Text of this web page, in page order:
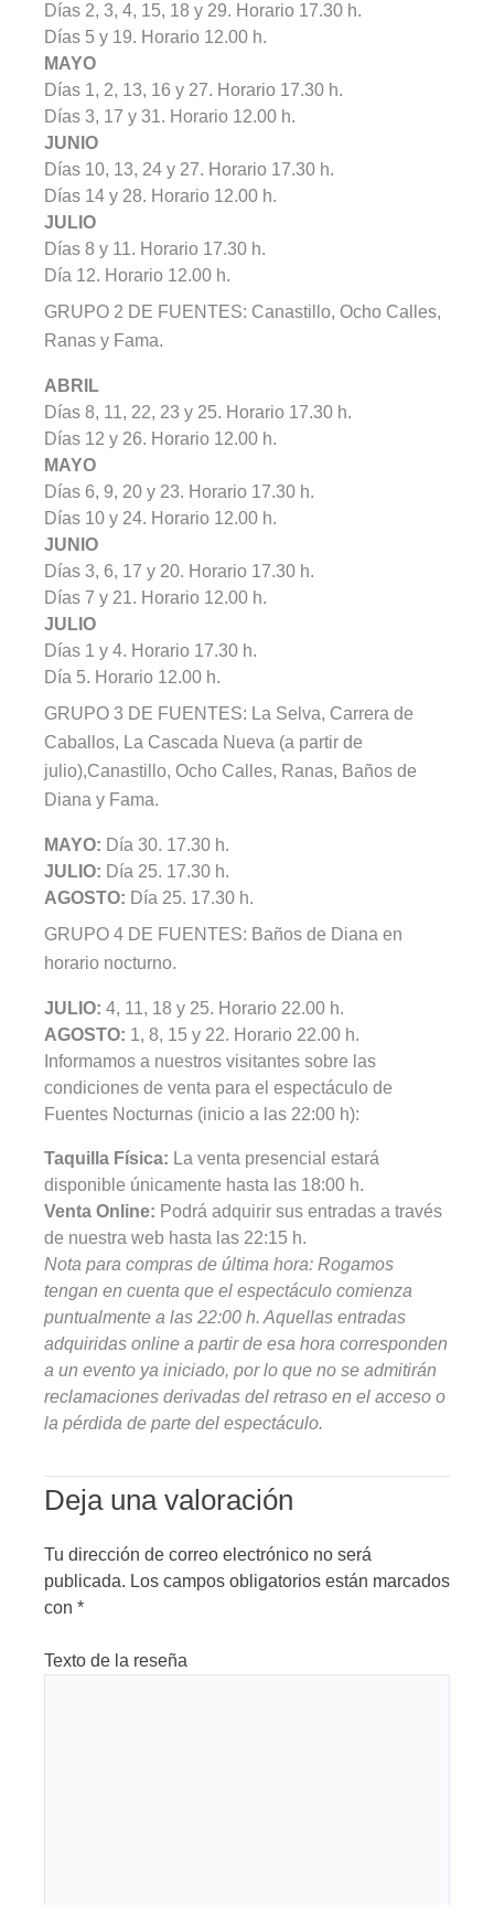
Días 2, 3, 4, 15, 18 y 29. Horario 17.30 h.
Días 5 y 19. Horario 12.00 h.
MAYO
Días 1, 2, 13, 16 y 27. Horario 17.30 h.
Días 3, 17 y 31. Horario 12.00 h.
JUNIO
Días 10, 13, 24 y 27. Horario 17.30 h.
Días 14 y 28. Horario 12.00 h.
JULIO
Días 8 y 11. Horario 17.30 h.
Día 12. Horario 12.00 h.
GRUPO 2 DE FUENTES: Canastillo, Ocho Calles,
Ranas y Fama.
ABRIL
Días 8, 11, 22, 23 y 25. Horario 17.30 h.
Días 12 y 26. Horario 12.00 h.
MAYO
Días 6, 9, 20 y 23. Horario 17.30 h.
Días 10 y 24. Horario 12.00 h.
JUNIO
Días 3, 6, 17 y 20. Horario 17.30 h.
Días 7 y 21. Horario 12.00 h.
JULIO
Días 1 y 4. Horario 17.30 h.
Día 5. Horario 12.00 h.
GRUPO 3 DE FUENTES: La Selva, Carrera de
Caballos, La Cascada Nueva (a partir de
julio),Canastillo, Ocho Calles, Ranas, Baños de
Diana y Fama.
MAYO: Día 30. 17.30 h.
JULIO: Día 25. 17.30 h.
AGOSTO: Día 25. 17.30 h.
GRUPO 4 DE FUENTES: Baños de Diana en
horario nocturno.
JULIO: 4, 11, 18 y 25. Horario 22.00 h.
AGOSTO: 1, 8, 15 y 22. Horario 22.00 h.
Informamos a nuestros visitantes sobre las
condiciones de venta para el espectáculo de
Fuentes Nocturnas (inicio a las 22:00 h):
Taquilla Física: La venta presencial estará
disponible únicamente hasta las 18:00 h.
Venta Online: Podrá adquirir sus entradas a través
de nuestra web hasta las 22:15 h.
Nota para compras de última hora: Rogamos
tengan en cuenta que el espectáculo comienza
puntualmente a las 22:00 h. Aquellas entradas
adquiridas online a partir de esa hora corresponden
a un evento ya iniciado, por lo que no se admitirán
reclamaciones derivadas del retraso en el acceso o
la pérdida de parte del espectáculo.
Deja una valoración
Tu dirección de correo electrónico no será
publicada. Los campos obligatorios están marcados
con *
Texto de la reseña